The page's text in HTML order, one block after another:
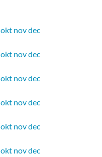
okt novdec
okt novdec
okt novdec
okt novdec
okt novdec
okt novdec